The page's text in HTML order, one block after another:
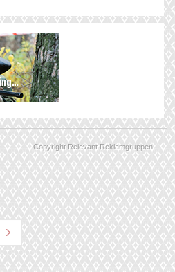
Copyright Relevant Reklamgruppen